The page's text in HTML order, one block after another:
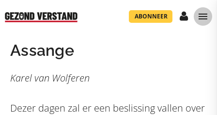
ABONNEER
Assange
Karel van Wolferen
Dezer dagen zal er een beslissing vallen over